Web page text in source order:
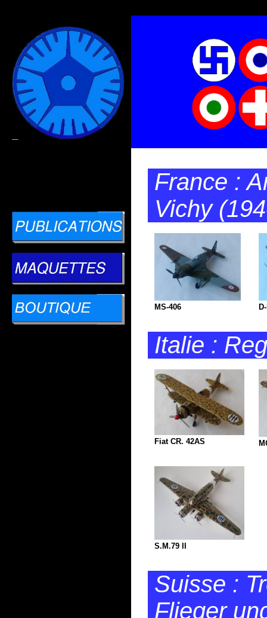
France :
Vichy
MS-406
Italie :
Fiat CR. 42AS
S.M.79 II
Suisse :
Flieger